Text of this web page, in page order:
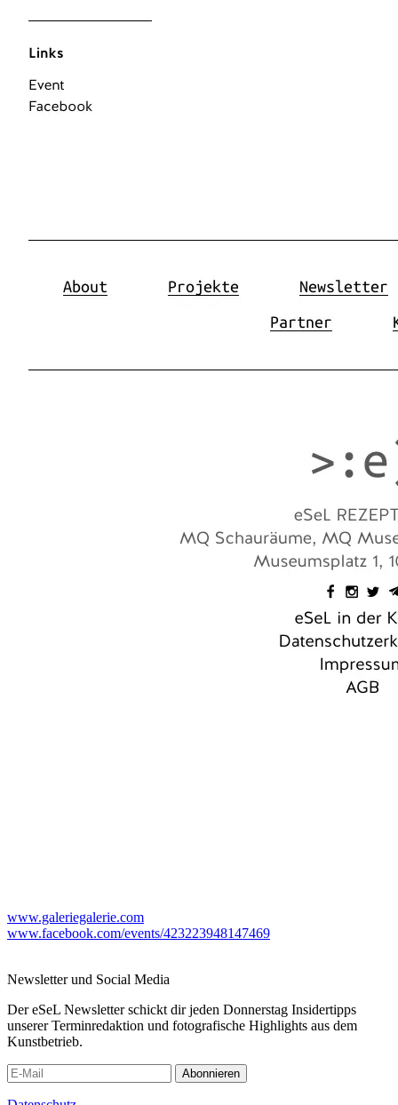
www.galeriegalerie.com
www.facebook.com/events/423223948147469
Newsletter und Social Media
Der eSeL Newsletter schickt dir jeden Donnerstag Insidertipps
unserer Terminredaktion und fotografische Highlights aus dem
Kunstbetrieb.
Abonnieren